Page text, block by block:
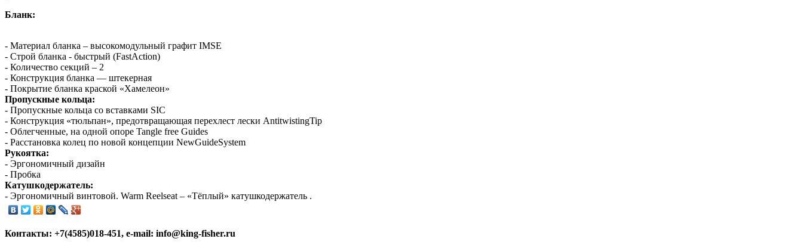
Бланк:
- Материал бланка – высокомодульный графит IMSE
- Строй бланка - быстрый (FastAction)
- Количество секций – 2
- Конструкция бланка — штекерная
- Покрытие бланка краской «Хамелеон»
Пропускные кольца:
- Пропускные кольца со вставками SIC
- Конструкция «тюльпан», предотвращающая перехлест лески AntitwistingTip
- Облегченные, на одной опоре Tangle free Guides
- Расстановка колец по новой концепции NewGuideSystem
Рукоятка:
- Эргономичный дизайн
- Пробка
Катушкодержатель:
- Эргономичный винтовой. Warm Reelseat – «Тёплый» катушкодержатель .
Контакты: +7(4585)018-451, e-mail: info@king-fisher.ru